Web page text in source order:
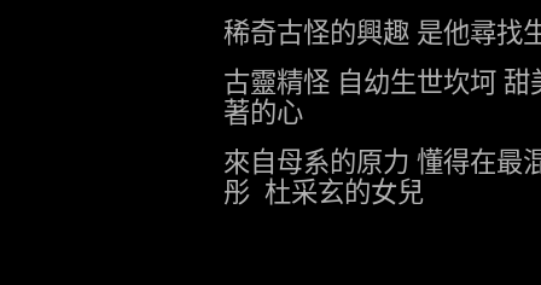
稀奇古怪的興趣 是他尋找
古靈精怪 自幼生世坎坷 甜
著的心
來自母系的原力 懂得在最
彤 杜采玄的女兒